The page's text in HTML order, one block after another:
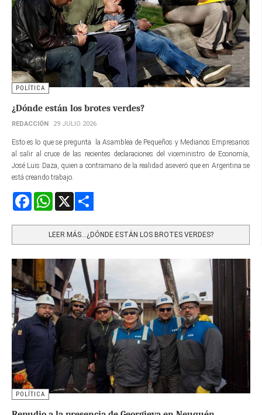
POLÍTICA
¿Dónde están los brotes verdes?
REDACCIÓN 29 JULIO 2026
Esto es lo que se pregunta la Asamblea de Pequeños y Medianos Empresarios
al salir al cruce de las recientes declaraciones del viceministro de Economía,
José Luis Daza, quien a contramano de la realidad aseveró que en Argentina se
está creando trabajo.
FacebookWhatsApp
LEER MÁS…¿DÓNDE ESTÁN LOS BROTES VERDES?
POLÍTICA